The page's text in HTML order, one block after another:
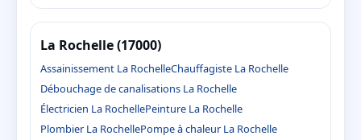
La Rochelle (17000)
Assainissement La RochelleChauffagiste La Rochelle
Débouchage de canalisations La Rochelle
Électricien La RochellePeinture La Rochelle
Plombier La RochellePompe à chaleur La Rochelle